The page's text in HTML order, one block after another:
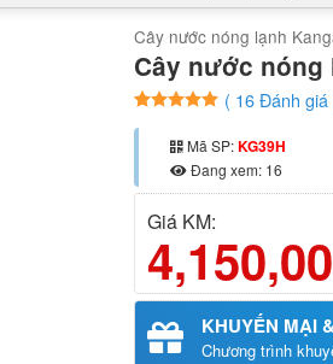
Cây nước nóng lạnh
Cây nước nóng
4.94
dựa trên
16
đánh giá
( 16Đánh giá
Mã SP:KG39H
Đang xem: 16
Giá KM:
KHUYẾN MẠI
Chương trình